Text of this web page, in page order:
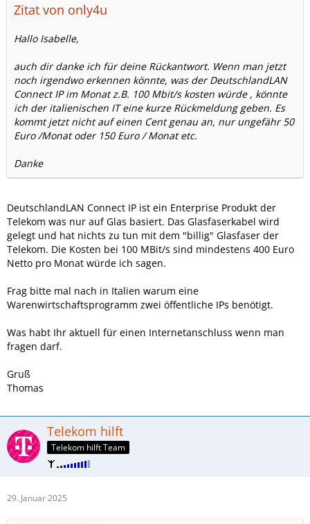
Zitat von only4u
Hallo Isabelle,
auch dir danke ich für deine Rückantwort. Wenn man jetzt
noch irgendwo erkennen könnte, was der DeutschlandLAN
Connect IP im Monat z.B. 100 Mbit/s kosten würde , könnte
ich der italienischen IT eine kurze Rückmeldung geben. Es
kommt jetzt nicht auf einen Cent genau an, nur ungefähr 50
Euro /Monat oder 150 Euro / Monat etc.
Danke
DeutschlandLAN Connect IP ist ein Enterprise Produkt der
Telekom was nur auf Glas basiert. Das Glasfaserkabel wird
gelegt und hat nichts zu tun mit dem "billig" Glasfaser der
Telekom. Die Kosten bei 100 MBit/s sind mindestens 400 Euro
Netto pro Monat würde ich sagen.
Frag bitte mal nach in Italien warum eine
Warenwirtschaftsprogramm zwei öffentliche IPs benötigt.
Was habt Ihr aktuell für einen Internetanschluss wenn man
fragen darf.
Gruß
Thomas
Telekom hilft
Telekom hilft Team
29. Januar 2025